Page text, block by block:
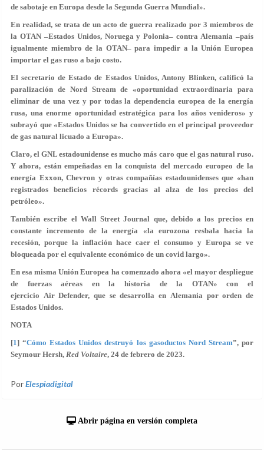
de sabotaje en Europa desde la Segunda Guerra Mundial».
En realidad, se trata de un acto de guerra realizado por 3 miembros de
la OTAN –Estados Unidos, Noruega y Polonia– contra Alemania –país
igualmente miembro de la OTAN– para impedir a la Unión Europea
importar el gas ruso a bajo costo.
El secretario de Estado de Estados Unidos, Antony Blinken, calificó la
paralización de Nord Stream de «oportunidad extraordinaria para
eliminar de una vez y por todas la dependencia europea de la energía
rusa, una enorme oportunidad estratégica para los años venideros» y
subrayó que «Estados Unidos se ha convertido en el principal proveedor
de gas natural licuado a Europa».
Claro, el GNL estadounidense es mucho más caro que el gas natural ruso.
Y ahora, están empeñadas en la conquista del mercado europeo de la
energía Exxon, Chevron y otras compañías estadounidenses que «han
registrados beneficios récords gracias al alza de los precios del
petróleo».
También escribe el Wall Street Journal que, debido a los precios en
constante incremento de la energía «la eurozona resbala hacia la
recesión, porque la inflación hace caer el consumo y Europa se ve
bloqueada por el equivalente económico de un covid largo».
En esa misma Unión Europea ha comenzado ahora «el mayor despliegue
de fuerzas aéreas en la historia de la OTAN» con el
ejercicio Air Defender, que se desarrolla en Alemania por orden de
Estados Unidos.
NOTA
[1] “Cómo Estados Unidos destruyó los gasoductos Nord Stream”, por
Seymour Hersh, Red Voltaire, 24 de febrero de 2023.
PorElespiadigital
Abrir página en versión completa